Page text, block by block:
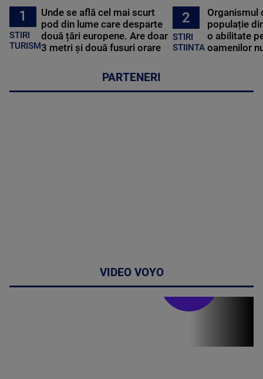
1
STIRI
TURISM
Unde se află cel mai scurt
pod din lume care desparte
două țări europene. Are doar
3 metri și două fusuri orare
2
STIRI
STIINTA
Organismul
populație
o abilitate
oamenilor
PARTENERI
VIDEO VOYO